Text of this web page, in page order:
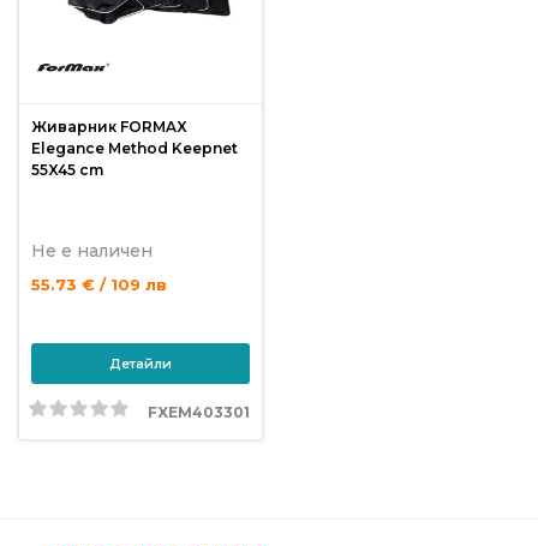
Живарник FORMAX
Elegance Method Keepnet
55X45 cm
Не е наличен
55.73 € / 109 лв
Детайли
FXEM403301